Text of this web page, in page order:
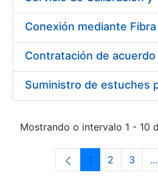
Mostrando o intervalo 1 - 10
Páxina
1 Páxina
2 Páxina
3 ...